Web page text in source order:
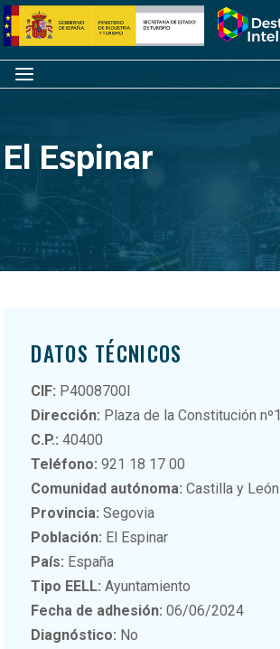
Saltar
al
contenido
Inicio
Menú
El Espinar
DATOS TÉCNICOS
CIF: P4008700I
Dirección: Plaza de la Constitución nº1
C.P.: 40400
Teléfono: 921 18 17 00
Comunidad autónoma: Castilla y León
Provincia: Segovia
Población: El Espinar
País: España
Tipo EELL: Ayuntamiento
Fecha de adhesión: 06/06/2024
Diagnóstico: No